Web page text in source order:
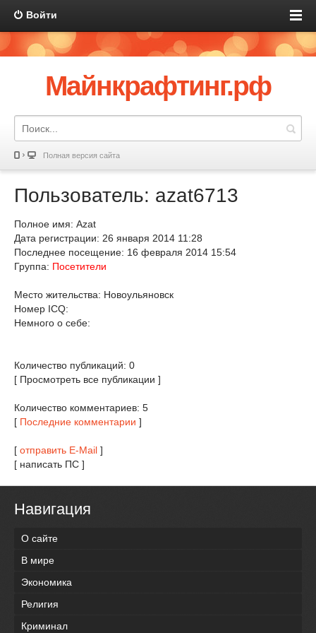
Войти
Майнкрафтинг.рф
Полная версия сайта
Пользователь: azat6713
Полное имя: Azat
Дата регистрации: 26 января 2014 11:28
Последнее посещение: 16 февраля 2014 15:54
Группа: Посетители
Место жительства: Новоульяновск
Номер ICQ:
Немного о себе:
Количество публикаций: 0
[ Просмотреть все публикации ]
Количество комментариев: 5
[ Последние комментарии ]
[ отправить E-Mail ]
[ написать ПС ]
Навигация
О сайте
В мире
Экономика
Религия
Криминал